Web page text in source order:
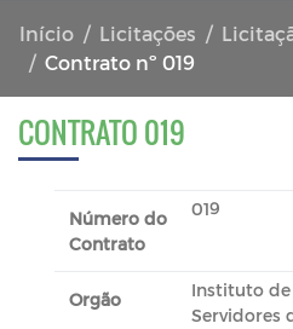
Início Licitações
Contrato nº 019
CONTRATO 019
Número do
Contrato
019
Orgão
Instituto de
Servidores